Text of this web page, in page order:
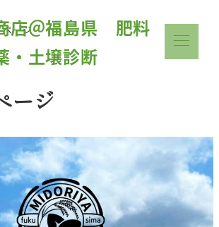
店＠福島県 肥料
・土壌診断
ページ
ージ